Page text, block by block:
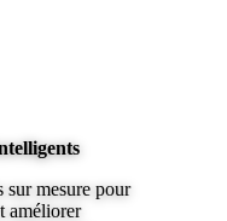
sur mesure pour
améliorer